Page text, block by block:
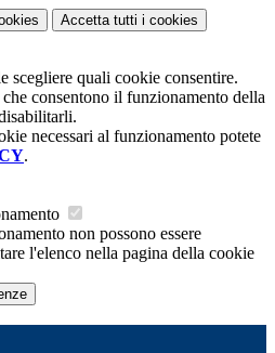
Accetta tutti i cookies
scegliere quali cookie consentire.
consentono il funzionamento della
necessari al funzionamento potete
.
non possono essere
l'elenco nella pagina della cookie